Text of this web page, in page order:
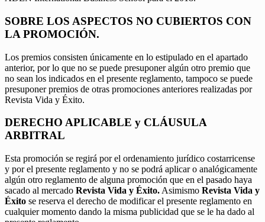
SOBRE LOS ASPECTOS NO CUBIERTOS CON
LA PROMOCIÓN.
Los premios consisten únicamente en lo estipulado en el apartado
anterior, por lo que no se puede presuponer algún otro premio que
no sean los indicados en el presente reglamento, tampoco se puede
presuponer premios de otras promociones anteriores realizadas por
Revista Vida y Éxito.
DERECHO APLICABLE y CLÁUSULA
ARBITRAL
Esta promoción se regirá por el ordenamiento jurídico costarricense
y por el presente reglamento y no se podrá aplicar o analógicamente
algún otro reglamento de alguna promoción que en el pasado haya
sacado al mercado Revista Vida y Éxito. Asimismo Revista Vida y
Éxito se reserva el derecho de modificar el presente reglamento en
cualquier momento dando la misma publicidad que se le ha dado al